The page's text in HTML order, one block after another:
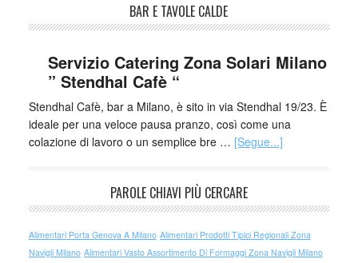
BAR E TAVOLE CALDE
Servizio Catering Zona Solari Milano
” Stendhal Cafè “
Stendhal Cafè, bar a Milano, è sito in via Stendhal 19/23. È
ideale per una veloce pausa pranzo, così come una
colazione di lavoro o un semplice bre … [Segue...]
PAROLE CHIAVI PIÙ CERCARE
Alimentari Porta Genova A Milano Alimentari Prodotti Tipici Regionali Zona
Navigli Milano Alimentari Vasto Assortimento Di Formaggi Zona Navigli Milano